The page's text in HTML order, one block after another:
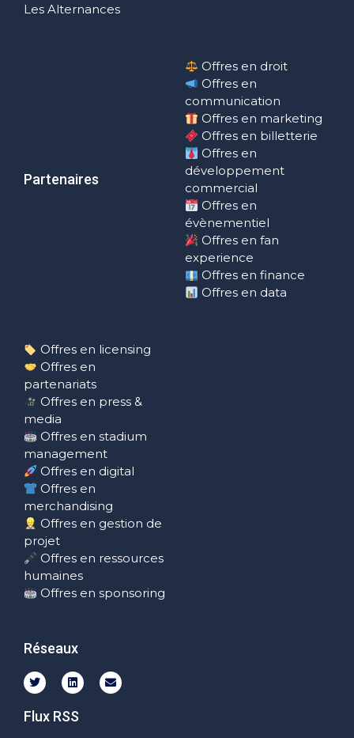
Les Alternances
Partenaires
Offres en droit
Offres en
communication
Offres en marketing
Offres en billetterie
Offres en
développement
commercial
Offres en
évènementiel
Offres en fan
experience
Offres en finance
Offres en data
Offres en licensing
Offres en
partenariats
Offres en press &
media
Offres en stadium
management
Offres en digital
Offres en
merchandising
Offres en gestion de
projet
Offres en ressources
humaines
Offres en sponsoring
Réseaux
Flux RSS